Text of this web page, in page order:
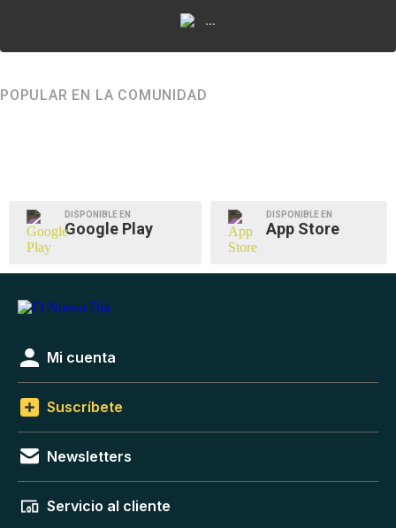
...
POPULAR EN LA COMUNIDAD
DISPONIBLE EN
Google Play
DISPONIBLE EN
App Store
Mi cuenta
Suscríbete
Newsletters
Servicio al cliente